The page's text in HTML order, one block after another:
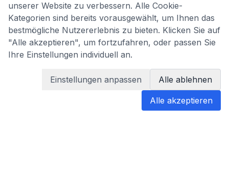
unserer Website zu verbessern. Alle Cookie-
Kategorien sind bereits vorausgewählt, um Ihnen das
bestmögliche Nutzererlebnis zu bieten. Klicken Sie auf
"Alle akzeptieren", um fortzufahren, oder passen Sie
Ihre Einstellungen individuell an.
Einstellungen anpassen Alle ablehnen
Alle akzeptieren